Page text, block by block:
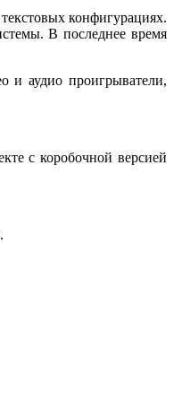
конфигурациях.
В последнее время
и аудио проигрыватели,
с коробочной версией